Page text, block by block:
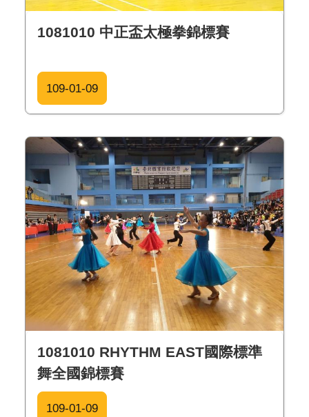
1081010 中正盃太極拳錦標賽
109-01-09
1081010 RHYTHM EAST國際標準
舞全國錦標賽
109-01-09